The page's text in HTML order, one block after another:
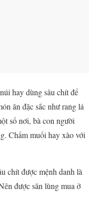
hay dùng sâu chít để
ăn đặc sắc như rang lá
số nơi, bà con người
Chấm muối hay xào với
chít được mệnh danh là
được săn lùng mua ở